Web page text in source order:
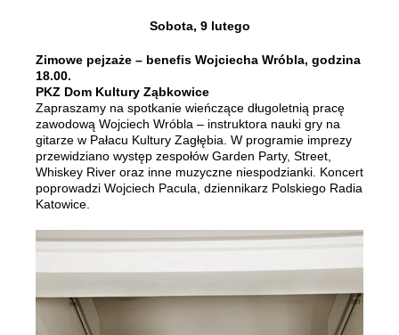
Sobota, 9 lutego
Zimowe pejzaże – benefis Wojciecha Wróbla, godzina
18.00.
PKZ Dom Kultury Ząbkowice
Zapraszamy na spotkanie wieńczące długoletnią pracę
zawodową Wojciech Wróbla – instruktora nauki gry na
gitarze w Pałacu Kultury Zagłębia. W programie imprezy
przewidziano występ zespołów Garden Party, Street,
Whiskey River oraz inne muzyczne niespodzianki. Koncert
poprowadzi Wojciech Pacula, dziennikarz Polskiego Radia
Katowice.